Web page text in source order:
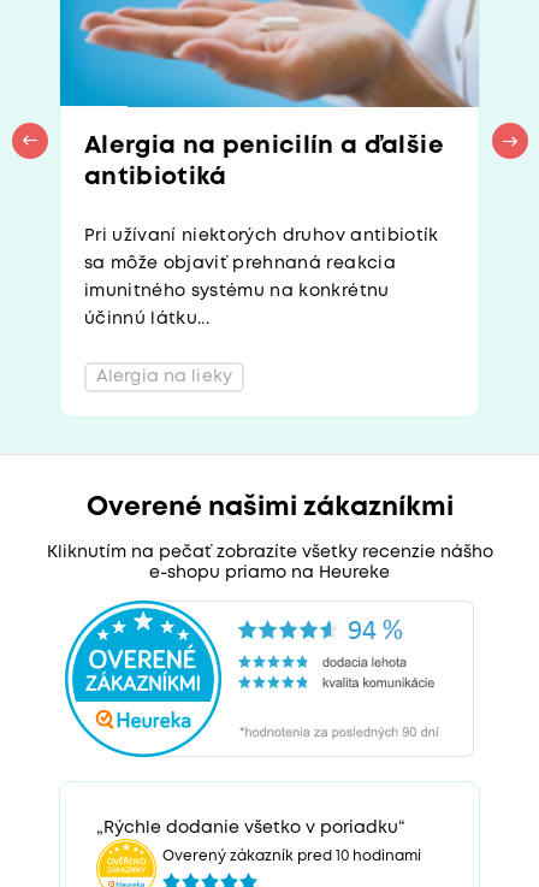
Alergia na penicilín a ďalšie
antibiotiká
Pri užívaní niektorých druhov antibiotík
sa môže objaviť prehnaná reakcia
imunitného systému na konkrétnu
účinnú látku...
Alergia na lieky
Overené našimi zákazníkmi
Kliknutím na pečať zobrazíte všetky recenzie nášho
e-shopu priamo na Heureke
„Rýchle dodanie všetko v poriadku“
Overený zákazník pred 10 hodinami